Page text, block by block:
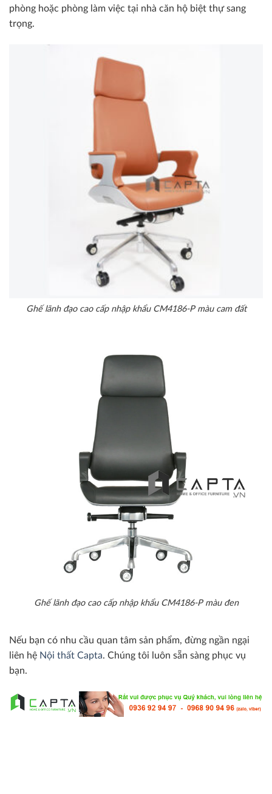
phòng hoặc phòng làm việc tại nhà căn hộ biệt thự sang
trọng.
Ghế lãnh đạo cao cấp nhập khẩu CM4186-P màu cam đất
Ghế lãnh đạo cao cấp nhập khẩu CM4186-P màu đen
Nếu bạn có nhu cầu quan tâm sản phẩm, đừng ngần ngại
liên hệ Nội thất Capta. Chúng tôi luôn sẵn sàng phục vụ
bạn.